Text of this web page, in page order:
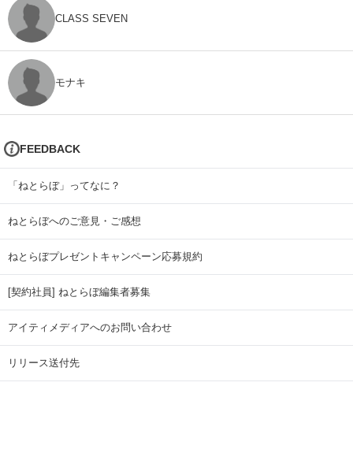
CLASS SEVEN
モナキ
FEEDBACK
「ねとらぼ」ってなに？
ねとらぼへのご意見・ご感想
ねとらぼプレゼントキャンペーン応募規約
[契約社員] ねとらぼ編集者募集
アイティメディアへのお問い合わせ
リリース送付先